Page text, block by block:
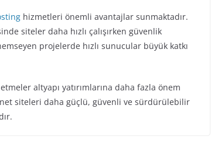
hizmetleri önemli avantajlar sunmaktadır.
siteler daha hızlı çalışırken güvenlik
projelerde hızlı sunucular büyük katkı
altyapı yatırımlarına daha fazla önem
siteleri daha güçlü, güvenli ve sürdürülebilir